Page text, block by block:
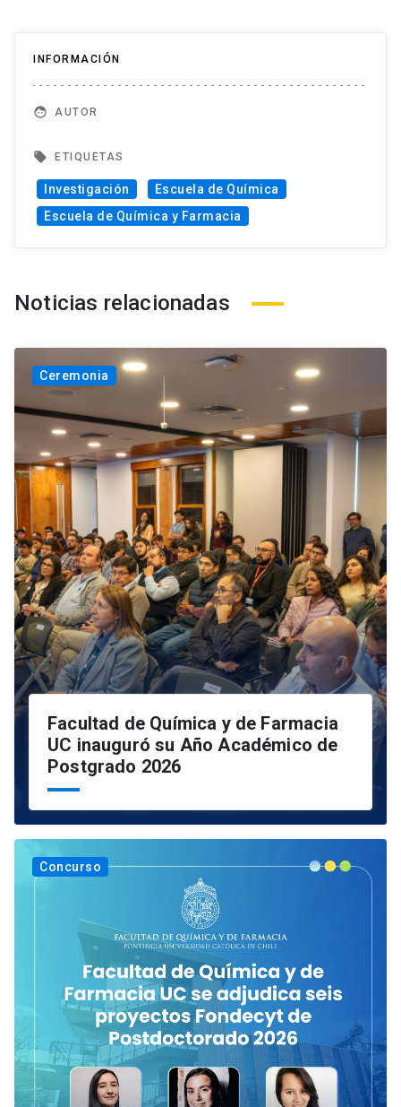
INFORMACIÓN
face AUTOR
local_offer ETIQUETAS
Investigación
Escuela de Química
Escuela de Química y Farmacia
Noticias relacionadas
Ceremonia
Facultad de Química y de Farmacia
UC inauguró su Año Académico de
Postgrado 2026
Concurso